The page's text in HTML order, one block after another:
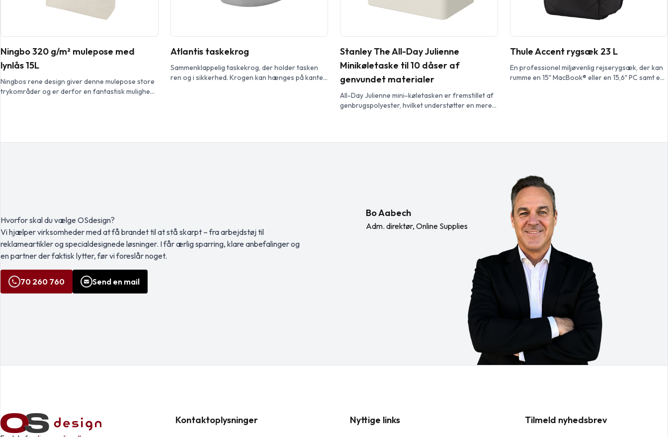
Ningbo 320 g/m² mulepose med
lynlås 15L
Ningbos rene design giver denne mulepose store
trykområder og er derfor en fantastisk mulighed
indholdet er godt beskyttet. Med 31,5 cm lange
Atlantis taskekrog
Sammenklappelig taskekrog, der holder tasken
ren og i sikkerhed. Krogen kan hænges på kanten
Stanley The All-Day Julienne
Minikøletaske til 10 dåser af
genvundet materialer
All-Day Julienne mini-køletasken er fremstillet af
genbrugspolyester, hvilket understøtter en mere
Thule Accent rygsæk 23 L
En professionel miljøvenlig rejserygsæk, der kan
rumme en 15″ MacBook® eller en 15,6″ PC samt en
Hvorfor skal du vælge OSdesign?
Vi hjælper virksomheder med at få brandet til at stå skarpt – fra arbejdstøj til
reklameartikler og specialdesignede løsninger. I får ærlig sparring, klare anbefalinger og
en partner der faktisk lytter, før vi foreslår noget.
70 260 760 Send en mail
Bo Aabech
Adm. direktør, Online Supplies
Kontaktoplysninger Nyttige links Tilmeld nyhedsbrev